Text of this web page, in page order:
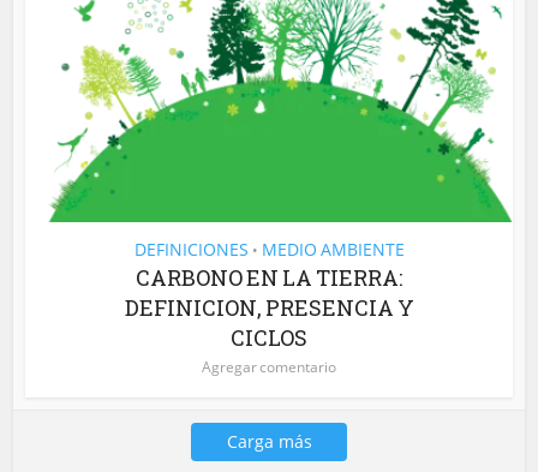
DEFINICIONES • MEDIO AMBIENTE
CARBONO EN LA TIERRA:
DEFINICION, PRESENCIA Y
CICLOS
Agregar comentario
Carga más